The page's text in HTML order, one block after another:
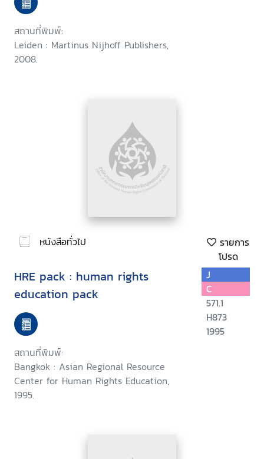
สถานที่พิมพ์:
Leiden : Martinus Nijhoff Publishers,
2008.
หนังสือทั่วไป
รายการ
โปรด
HRE pack : human rights
education pack
สถานที่พิมพ์:
Bangkok : Asian Regional Resource
Center for Human Rights Education,
1995.
J
C
571.1
H873
1995